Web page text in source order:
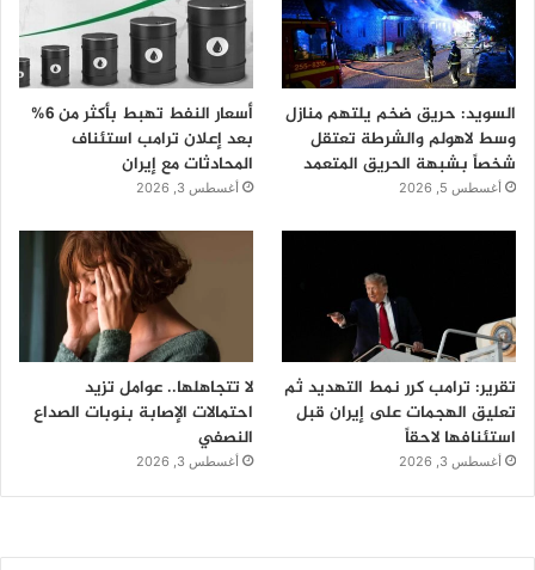
السويد: حريق ضخم يلتهم منازل
وسط لاهولم والشرطة تعتقل
شخصاً بشبهة الحريق المتعمد
أغسطس 5, 2026
أسعار النفط تهبط بأكثر من 6%
بعد إعلان ترامب استئناف
المحادثات مع إيران
أغسطس 3, 2026
تقرير: ترامب كرر نمط التهديد ثم
تعليق الهجمات على إيران قبل
استئنافها لاحقاً
أغسطس 3, 2026
لا تتجاهلها.. عوامل تزيد
احتمالات الإصابة بنوبات الصداع
النصفي
أغسطس 3, 2026